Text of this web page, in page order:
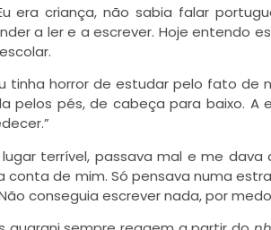
era criança, não sabia falar
a ler e a escrever. Hoje entendo
tinha horror de estudar pelo fato de
pelos pés, de cabeça para baixo. A
terrível, passava mal e me
de mim. Só pensava numa
conseguia escrever nada, por